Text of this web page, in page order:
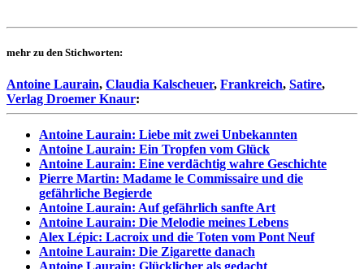
mehr zu den Stichworten:
Antoine Laurain, Claudia Kalscheuer, Frankreich, Satire,
Verlag Droemer Knaur:
Antoine Laurain: Liebe mit zwei Unbekannten
Antoine Laurain: Ein Tropfen vom Glück
Antoine Laurain: Eine verdächtig wahre Geschichte
Pierre Martin: Madame le Commissaire und die
gefährliche Begierde
Antoine Laurain: Auf gefährlich sanfte Art
Antoine Laurain: Die Melodie meines Lebens
Alex Lépic: Lacroix und die Toten vom Pont Neuf
Antoine Laurain: Die Zigarette danach
Antoine Laurain: Glücklicher als gedacht